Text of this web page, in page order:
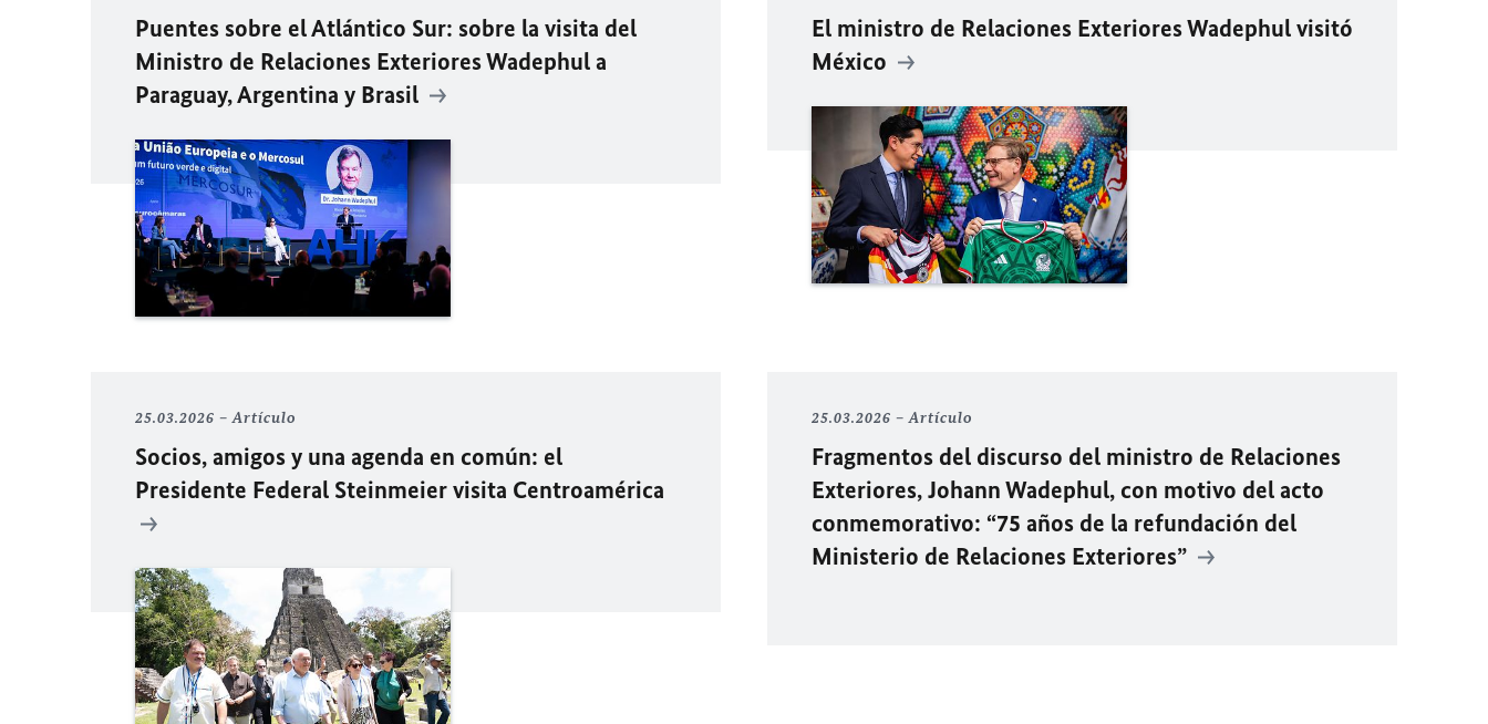
Puentes sobre el Atlántico Sur: sobre la visita del
Ministro de Relaciones Exteriores Wadephul a
Paraguay, Argentina y Brasil
El ministro de Relaciones Exteriores Wadephul visitó
México
25.03.2026 Artículo
Socios, amigos y una agenda en común: el
Presidente Federal Steinmeier visita Centroamérica
25.03.2026 Artículo
Fragmentos del discurso del ministro de Relaciones
Exteriores, Johann Wadephul, con motivo del acto
conmemorativo: “75 años de la refundación del
Ministerio de Relaciones Exteriores”